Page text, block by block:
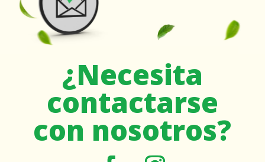
¿Necesita
contactarse
con nosotros?